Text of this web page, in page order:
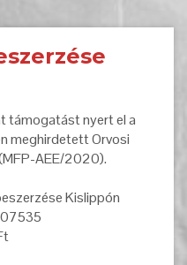
támogatást nyert el a
meghirdetett Orvosi
AEE/2020).
Kislippón